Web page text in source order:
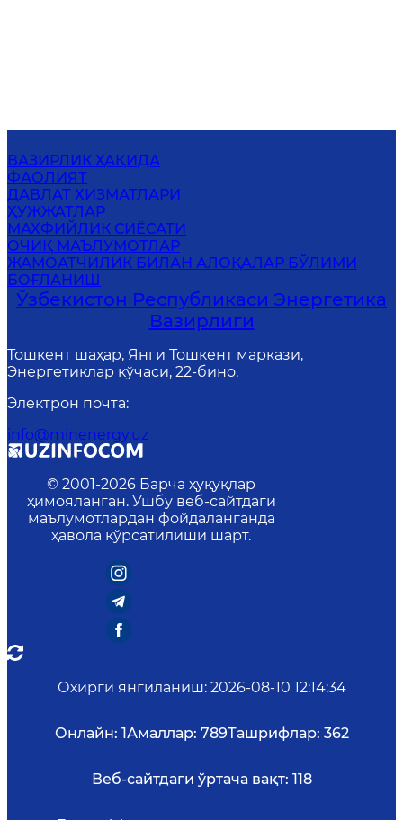
ВАЗИРЛИК ҲАҚИДА
ФАОЛИЯТ
ДАВЛАТ ХИЗМАТЛАРИ
ҲУЖЖАТЛАР
МАХФИЙЛИК СИЁСАТИ
ОЧИҚ МАЪЛУМОТЛАР
ЖАМОАТЧИЛИК БИЛАН АЛОҚАЛАР БЎЛИМИ
БОҒЛАНИШ
Ўзбекистон Республикаси Энергетика
Вазирлиги
Тошкент шаҳар, Янги Тошкент маркази,
Энергетиклар кўчаси, 22-бино.
Электрон почта:
info@minenergy.uz
© 2001-2026 Барча ҳуқуқлар
ҳимояланган. Ушбу веб-сайтдаги
маълумотлардан фойдаланганда
ҳавола кўрсатилиши шарт.
Охирги янгиланиш: 2026-08-10 12:14:34
Онлайн: 1Амаллар: 789Ташрифлар: 362
Веб-сайтдаги ўртача вақт: 118